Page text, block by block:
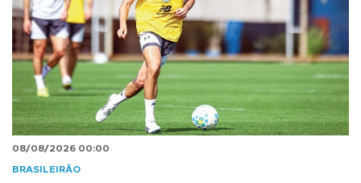
08/08/2026 00:00
BRASILEIRÃO